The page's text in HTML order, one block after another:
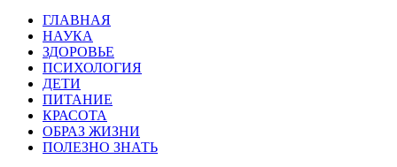
ГЛАВНАЯ
НАУКА
ЗДОРОВЬЕ
ПСИХОЛОГИЯ
ДЕТИ
ПИТАНИЕ
КРАСОТА
ОБРАЗ ЖИЗНИ
ПОЛЕЗНО ЗНАТЬ